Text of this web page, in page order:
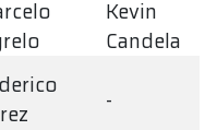
Kevin
Candela
-